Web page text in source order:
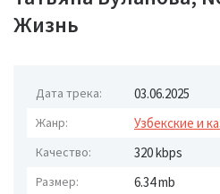
Жизнь
Дата трека: 03.06.2025
Жанр: Узбекские и
Качество: 320 kbps
Размер: 6.34 mb